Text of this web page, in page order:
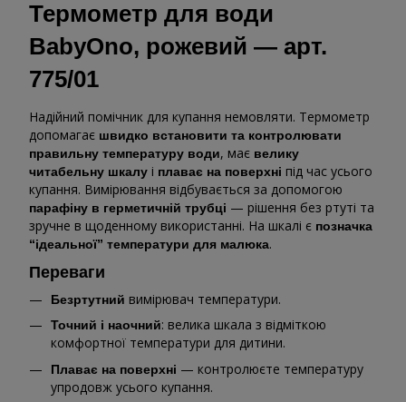
Термометр для води
BabyOno, рожевий — арт.
775/01
Надійний помічник для купання немовляти. Термометр
допомагає швидко встановити та контролювати
правильну температуру води, має велику
читабельну шкалу і плаває на поверхні під час усього
купання. Вимірювання відбувається за допомогою
парафіну в герметичній трубці — рішення без ртуті та
зручне в щоденному використанні. На шкалі є позначка
“ідеальної” температури для малюка.
Переваги
Безртутний вимірювач температури.
Точний і наочний: велика шкала з відміткою
комфортної температури для дитини.
Плаває на поверхні — контролюєте температуру
упродовж усього купання.